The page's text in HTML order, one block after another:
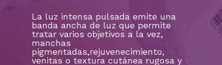
La luz intensa pulsada emite una
banda ancha de luz que permite
tratar varios objetivos a la vez,
manchas
pigmentadas,rejuvenecimiento,
venitas o textura cutánea rugosa y